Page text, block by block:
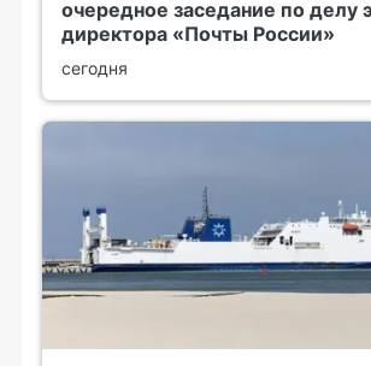
очередное заседание по делу
директора «Почты России»
сегодня